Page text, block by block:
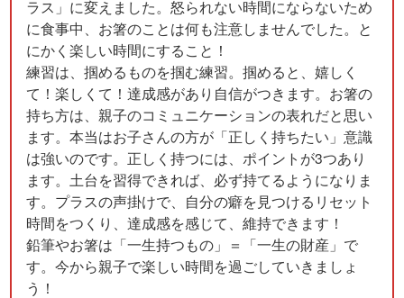
ラス」に変えました。怒られない時間にならないため
に食事中、お箸のことは何も注意しませんでした。と
にかく楽しい時間にすること！
練習は、掴めるものを掴む練習。掴めると、嬉しく
て！楽しくて！達成感があり自信がつきます。お箸の
持ち方は、親子のコミュニケーションの表れだと思い
ます。本当はお子さんの方が「正しく持ちたい」意識
は強いのです。正しく持つには、ポイントが3つあり
ます。土台を習得できれば、必ず持てるようになりま
す。プラスの声掛けで、自分の癖を見つけるリセット
時間をつくり、達成感を感じて、維持できます！
鉛筆やお箸は「一生持つもの」＝「一生の財産」で
す。今から親子で楽しい時間を過ごしていきましょ
う！